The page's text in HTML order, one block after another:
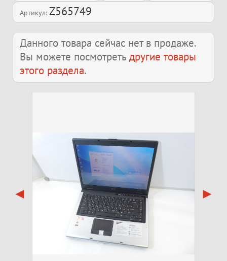
Артикул: Z565749
Данного товара сейчас нет в продаже.
Вы можете посмотреть другие товары
этого раздела.